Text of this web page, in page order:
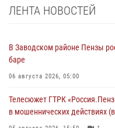
ЛЕНТА НОВОСТЕЙ
В Заводском районе Пензы
баре
06 августа 2026, 05:00
Телесюжет ГТРК
в мошеннических действиях